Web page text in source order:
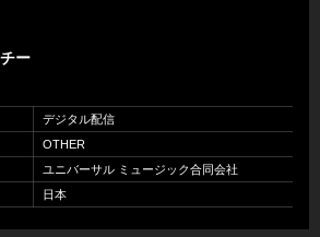
ー
デジタル配信
OTHER
ユニバーサル ミュージック合同会社
日本